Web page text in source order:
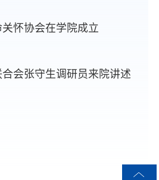
怀协会在学院成立
会张守生调研员来院讲述